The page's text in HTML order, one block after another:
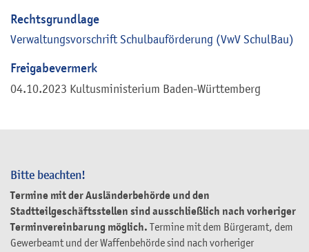
Bitte beachten!
Termine mit der Ausländerbehörde und den
Stadtteilgeschäftsstellen sind ausschließlich nach vorheriger
Terminvereinbarung möglich. Termine mit dem Bürgeramt, dem
Gewerbeamt und der Waffenbehörde sind nach vorheriger
Rechtsgrundlage
Verwaltungsvorschrift Schulbauförderung (VwV SchulBau)
Freigabevermerk
04.10.2023 Kultusministerium Baden-Württemberg